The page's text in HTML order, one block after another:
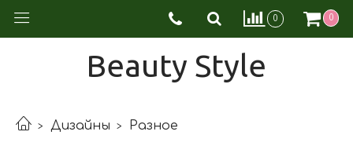
0 0
Beauty Style
Дизайны Разное